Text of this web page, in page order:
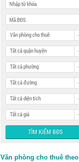
Văn phòng cho thuê
Tất cả quận huyện
Tất cả phường
Tất cả đường
Tất cả diện tích
Tất cả giá
Văn phòng cho thuê theo